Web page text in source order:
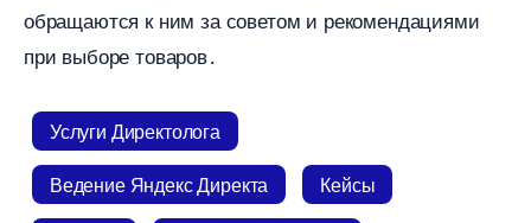
обращаются к ним за советом и рекомендациями
при выборе товаров․
Услуги Директолога
едение Яндекс Директа
Кейсы